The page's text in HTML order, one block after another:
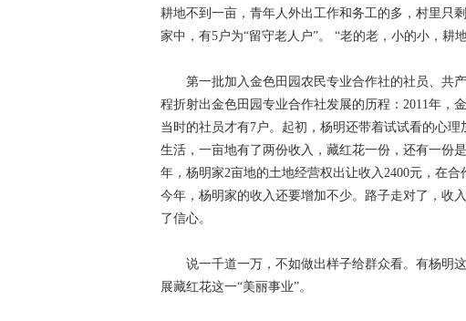
耕地不到一亩，青年人外出工作和务工的多，村里只
家中，有5户为“留守老人户”。 “老的老，小的小，耕
第一批加入金色田园农民专业合作社的社员、共
程折射出金色田园专业合作社发展的历程：2011年，
当时的社员才有7户。起初，杨明还带着试试看的心
生活，一亩地有了两份收入，藏红花一份，还有一份
年，杨明家2亩地的土地经营权出让收入2400元，在合
今年，杨明家的收入还要增加不少。路子走对了，收
了信心。
说一千道一万，不如做出样子给群众看。有杨明
展藏红花这一“美丽事业”。